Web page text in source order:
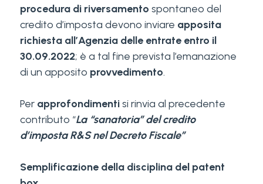
procedura di riversamento spontaneo del
credito d’imposta devono inviare apposita
richiesta all’Agenzia delle entrate entro il
30.09.2022; è a tal fine prevista l’emanazione
di un apposito provvedimento.
Per approfondimentisi rinvia al precedente
contributo “La “sanatoria” del credito
d’imposta R&S nel Decreto Fiscale”
Semplificazione della disciplina del patent